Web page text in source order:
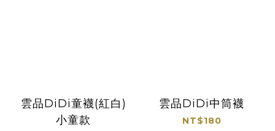
雲品DiDi童襪(紅白)
小童款
雲品DiDi中筒襪
NT$180